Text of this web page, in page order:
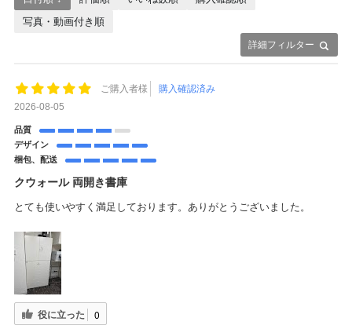
詳細フィルター
写真・動画付き順
ご購入者様
購入確認済み
2026-08-05
品質
デザイン
梱包、配送
クウォール 両開き書庫
とても使いやすく満足しております。ありがとうございました。
役に立った 0